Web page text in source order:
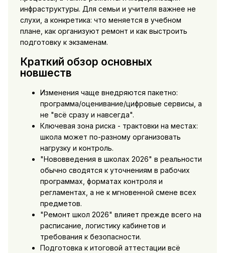
инфраструктуры. Для семьи и учителя важнее не
слухи, а конкретика: что меняется в учебном
плане, как организуют ремонт и как выстроить
подготовку к экзаменам.
Краткий обзор основных
новшеств
Изменения чаще внедряются пакетно:
программа/оценивание/цифровые сервисы, а
не "всё сразу и навсегда".
Ключевая зона риска - трактовки на местах:
школа может по-разному организовать
нагрузку и контроль.
"Нововведения в школах 2026" в реальности
обычно сводятся к уточнениям в рабочих
программах, форматах контроля и
регламентах, а не к мгновенной смене всех
предметов.
"Ремонт школ 2026" влияет прежде всего на
расписание, логистику кабинетов и
требования к безопасности.
Подготовка к итоговой аттестации всё